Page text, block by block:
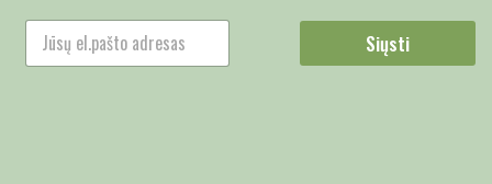
Siųsti